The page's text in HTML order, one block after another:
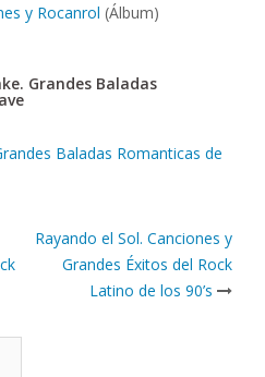
y Rocanrol (Álbum)
Grandes Baladas
Baladas Romanticas de
Rayando el Sol. Canciones y
Grandes Éxitos del Rock
Latino de los 90’s